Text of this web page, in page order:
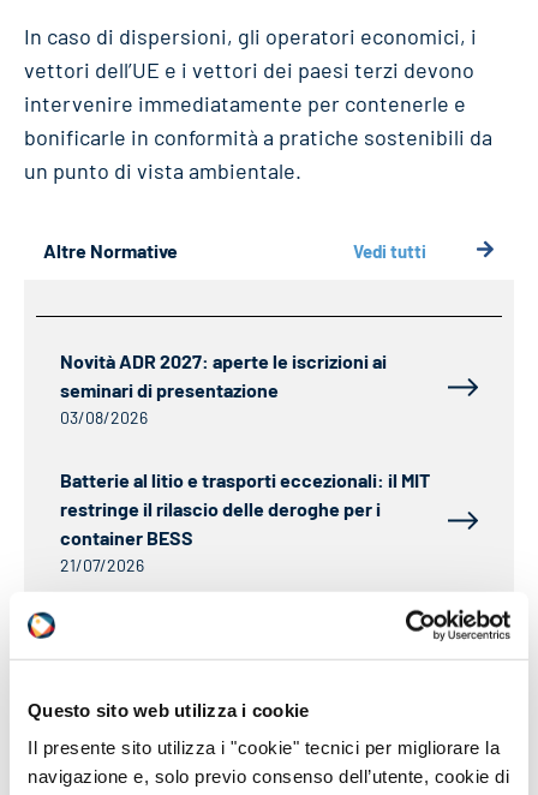
Questo sito web utilizza i cookie
Il presente sito utilizza i "cookie" tecnici per migliorare la
navigazione e, solo previo consenso dell’utente, cookie di
In caso di dispersioni, gli operatori economici, i
vettori dell’UE e i vettori dei paesi terzi devono
intervenire immediatamente per contenerle e
bonificarle in conformità a pratiche sostenibili da
un punto di vista ambientale.
Altre Normative Vedi tutti
Novità ADR 2027: aperte le iscrizioni ai
seminari di presentazione
03/08/2026
Batterie al litio e trasporti eccezionali: il MIT
restringe il rilascio delle deroghe per i
container BESS
21/07/2026
Aggiornata la roadmap REACH sulle future
restrizioni chimiche
CLP: dal 1° luglio 2026 ECHA pubblicherà i
nomi dei notificanti